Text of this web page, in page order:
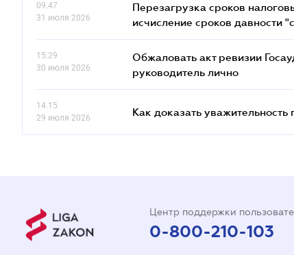
09.47
31 июля 2026
Перезагрузка сроков
исчисление сроков давности
15.29
30 июля 2026
Обжаловать акт ревизии
руководитель лично
14.15
29 июля 2026
Как доказать
Центр поддержки
0-800-210-103